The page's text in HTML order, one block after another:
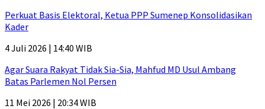
Perkuat Basis Elektoral, Ketua PPP Sumenep Konsolidasikan
Kader
4 Juli 2026 | 14:40 WIB
Agar Suara Rakyat Tidak Sia-Sia, Mahfud MD Usul Ambang
Batas Parlemen Nol Persen
11 Mei 2026 | 20:34 WIB